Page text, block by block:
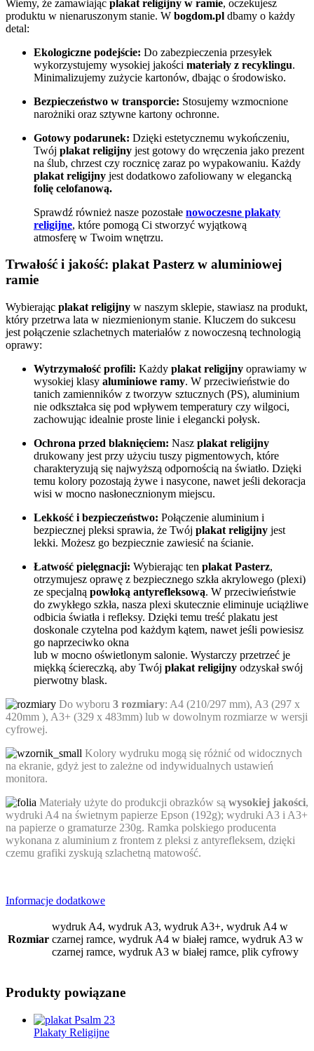
Wiemy, że zamawiając plakat religijny w ramie, oczekujesz
produktu w nienaruszonym stanie. W bogdom.pl dbamy o każdy
detal:
Ekologiczne podejście: Do zabezpieczenia przesyłek
wykorzystujemy wysokiej jakości materiały z recyklingu.
Minimalizujemy zużycie kartonów, dbając o środowisko.
Bezpieczeństwo w transporcie: Stosujemy wzmocnione
narożniki oraz sztywne kartony ochronne.
Gotowy podarunek: Dzięki estetycznemu wykończeniu,
Twój plakat religijny jest gotowy do wręczenia jako prezent
na ślub, chrzest czy rocznicę zaraz po wypakowaniu. Każdy
plakat religijny jest dodatkowo zafoliowany w elegancką
folię celofanową.
Sprawdź również nasze pozostałe nowoczesne plakaty
religijne, które pomogą Ci stworzyć wyjątkową
atmosferę w Twoim wnętrzu.
Trwałość i jakość: plakat Pasterz w aluminiowej
ramie
Wybierając plakat religijny w naszym sklepie, stawiasz na produkt,
który przetrwa lata w niezmienionym stanie. Kluczem do sukcesu
jest połączenie szlachetnych materiałów z nowoczesną technologią
oprawy:
Wytrzymałość profili: Każdy plakat religijny oprawiamy w
wysokiej klasy aluminiowe ramy. W przeciwieństwie do
tanich zamienników z tworzyw sztucznych (PS), aluminium
nie odkształca się pod wpływem temperatury czy wilgoci,
zachowując idealnie proste linie i elegancki połysk.
Ochrona przed blaknięciem: Nasz plakat religijny
drukowany jest przy użyciu tuszy pigmentowych, które
charakteryzują się najwyższą odpornością na światło. Dzięki
temu kolory pozostają żywe i nasycone, nawet jeśli dekoracja
wisi w mocno nasłonecznionym miejscu.
Lekkość i bezpieczeństwo: Połączenie aluminium i
bezpiecznej pleksi sprawia, że Twój plakat religijny jest
lekki. Możesz go bezpiecznie zawiesić na ścianie.
Łatwość pielęgnacji: Wybierając ten plakat Pasterz,
otrzymujesz oprawę z bezpiecznego szkła akrylowego (plexi)
ze specjalną powłoką antyrefleksową. W przeciwieństwie
do zwykłego szkła, nasza plexi skutecznie eliminuje uciążliwe
odbicia światła i refleksy. Dzięki temu treść plakatu jest
doskonale czytelna pod każdym kątem, nawet jeśli powiesisz
go naprzeciwko okna
lub w mocno oświetlonym salonie. Wystarczy przetrzeć je
miękką ściereczką, aby Twój plakat religijny odzyskał swój
pierwotny blask.
Do wyboru 3 rozmiary: A4 (210/297 mm), A3 (297 x
420mm ), A3+ (329 x 483mm) lub w dowolnym rozmiarze w wersji
cyfrowej.
Kolory wydruku mogą się różnić od widocznych
na ekranie, gdyż jest to zależne od indywidualnych ustawień
monitora.
Materiały użyte do produkcji obrazków są wysokiej jakości,
wydruki A4 na świetnym papierze Epson (192g); wydruki A3 i A3+
na papierze o gramaturze 230g. Ramka polskiego producenta
wykonana z aluminium z frontem z pleksi z antyrefleksem, dzięki
czemu grafiki zyskują szlachetną matowość.
Informacje dodatkowe
Rozmiar
wydruk A4, wydruk A3, wydruk A3+, wydruk A4 w
czarnej ramce, wydruk A4 w białej ramce, wydruk A3 w
czarnej ramce, wydruk A3 w białej ramce, plik cyfrowy
Produkty powiązane
Plakaty Religijne